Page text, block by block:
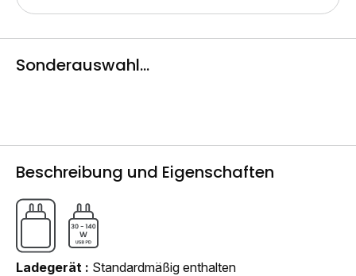
Sonderauswahl...
Beschreibung und Eigenschaften
Ladegerät
Standardmäßig enthalten